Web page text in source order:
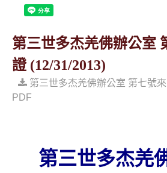
第三世多杰羌佛辦公室
證 (12/31/2013)
第三世多杰羌佛辦公室 第七號
PDF
第三世多杰羌